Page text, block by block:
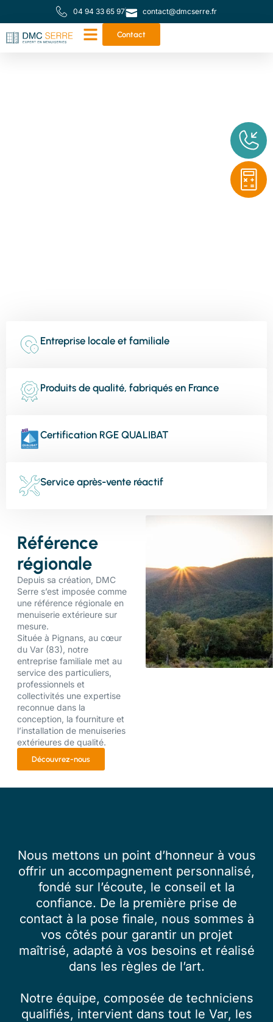
04 94 33 65 97 contact@dmcserre.fr
Contact
Votre partenaire de
proximité pour toutes
Entreprise locale et familiale
Produits de qualité, fabriqués en France
Certification RGE QUALIBAT
Service après-vente réactif
Référence
régionale
Depuis sa création, DMC
Serre s’est imposée comme
une référence régionale en
menuiserie extérieure sur
mesure.
Située à Pignans, au cœur
du Var (83), notre
entreprise familiale met au
service des particuliers,
professionnels et
collectivités une expertise
reconnue dans la
conception, la fourniture et
l’installation de menuiseries
extérieures de qualité.
Découvrez-nous
Nous mettons un point d’honneur à vous
offrir un accompagnement personnalisé,
fondé sur l’écoute, le conseil et la
confiance. De la première prise de
contact à la pose finale, nous sommes à
vos côtés pour garantir un projet
maîtrisé, adapté à vos besoins et réalisé
dans les règles de l’art.
Notre équipe, composée de techniciens
qualifiés, intervient dans tout le Var, les